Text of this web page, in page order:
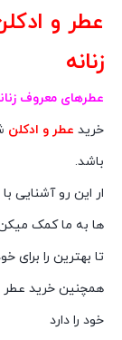
عطر و
زنانه
عطرهای معروف
خرید عطر و ادکلن
باشد.
ار این رو آشنایی
ها به ما کمک
تا بهترین را برای
همچنین خرید عطر
خود را دارد